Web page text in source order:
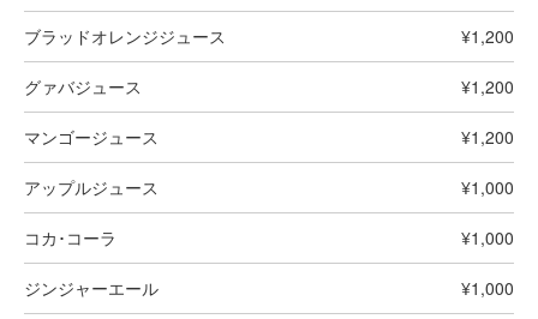
ブラッドオレンジジュース ¥1,200
グァバジュース ¥1,200
マンゴージュース ¥1,200
アップルジュース ¥1,000
コカ･コーラ ¥1,000
ジンジャーエール ¥1,000